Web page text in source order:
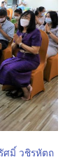
ศมิ์ วชิรหัตถ